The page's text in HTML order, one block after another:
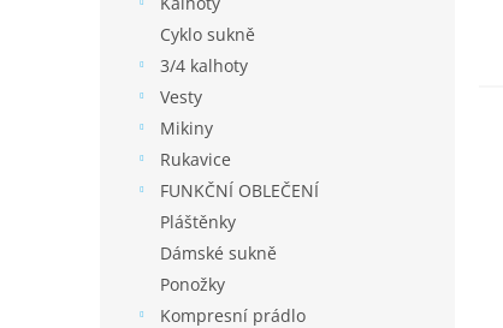
Cyklo sukně
3/4 kalhoty
Vesty
Mikiny
Rukavice
FUNKČNÍ OBLEČENÍ
Pláštěnky
Dámské sukně
Ponožky
Kompresní prádlo